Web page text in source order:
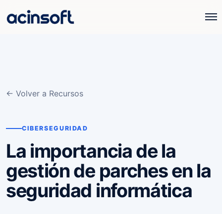
← Volver a Recursos
CIBERSEGURIDAD
La importancia de la
gestión de parches en la
seguridad informática